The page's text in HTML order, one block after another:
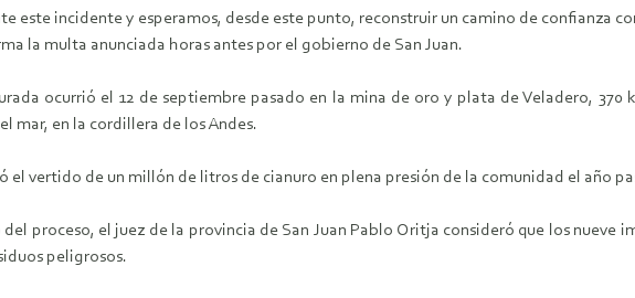
este incidente y esperamos, desde este punto, reconstruir un camino de confianza
la multa anunciada horas antes por el gobierno de San Juan.
ocurrió el 12 de septiembre pasado en la mina de oro y plata de Veladero,
mar, en la cordillera de los Andes.
el vertido de un millón de litros de cianuro en plena presión de la comunidad el año
proceso, el juez de la provincia de San Juan Pablo Oritja consideró que los
peligrosos.